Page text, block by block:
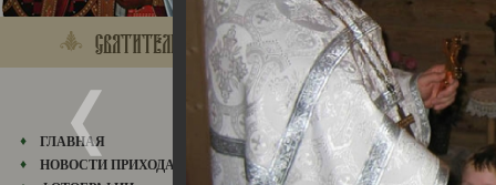
ГЛАВНАЯ
НОВОСТИ ПРИХОДА
01.06.2006